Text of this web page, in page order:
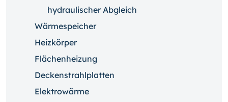
hydraulischer Abgleich
Wärmespeicher
Heizkörper
Flächenheizung
Deckenstrahlplatten
Elektrowärme